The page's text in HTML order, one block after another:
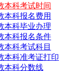
本科考试时间
本科报名费用
本科毕业办理
本科报名条件
本科考试科目
本科准考证打印
本科分数线